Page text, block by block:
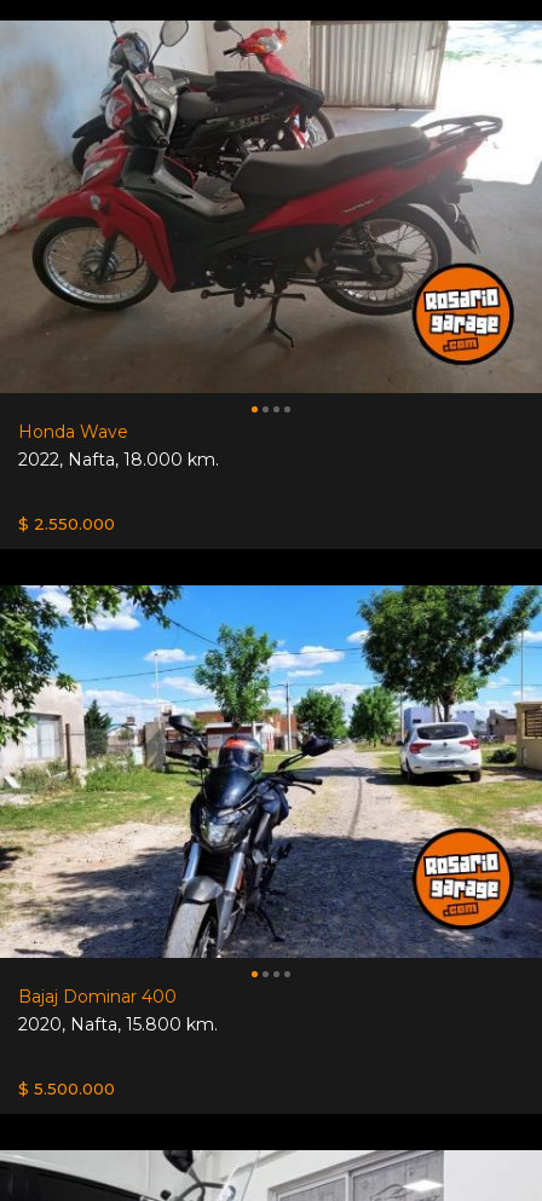
Honda Wave
2022, Nafta, 18.000 km.
$ 2.550.000
Bajaj Dominar 400
2020, Nafta, 15.800 km.
$ 5.500.000